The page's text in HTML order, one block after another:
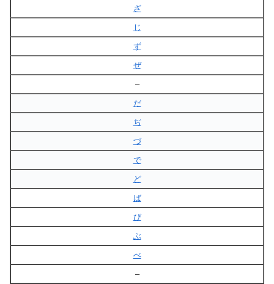
ざ
じ
ず
ぜ
–
だ
ぢ
づ
で
ど
ば
び
ぶ
べ
–